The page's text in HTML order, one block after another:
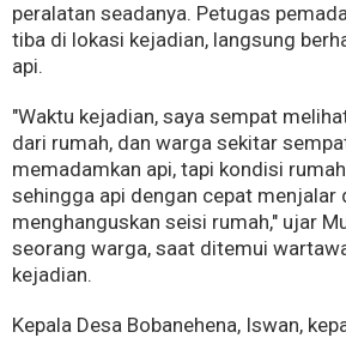
peralatan seadanya. Petugas
tiba di lokasi kejadian, langsung
api.
"Waktu kejadian, saya sempat
dari rumah, dan warga sekitar
memadamkan api, tapi kondisi
sehingga api dengan cepat menjalar
menghanguskan seisi rumah," ujar
seorang warga, saat ditemui
kejadian.
Kepala Desa Bobanehena, Iswan,